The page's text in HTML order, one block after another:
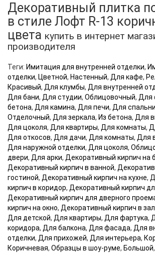
Декоративный плитка
в стиле Лофт R-13
цвета купить в интернет
производителя
Теги: Имитация для внутренней отделки,
отделки, Цветной, Настенный, Для кафе,
Красивый, Для клумбы, Для внутренней
Для бани, Для студии, Облицовочный, Для
бетона, Для камина, Для печи, Для спальни
Отделочный, Для зеркала, Из бетона, Для
Для цоколя, Для квартиры, Для комнаты,
Для откосов, Для дачи, Для комнаты, Для
Для наружной отделки, Для цоколя,
двери, Для арки, Декоративный кирпич на
Декоративный кирпич в ванной,
гостиной, Декоративный кирпич на кухне,
кирпич в коридор, Декоративный кирпич
Декоративный кирпич для дверного
кирпич на окно, Декоративный кирпич в зал
Для детской, Для квартиры, Для фартука,
коридора, Для балкона, Для фасада, Для
отделки, Для прихожей, Для интерьера,
Коричневая, Образцы в шоу-руме, Большой,